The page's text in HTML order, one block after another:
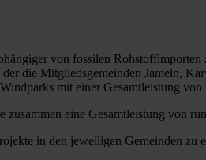
von fossilen
die Mitgliedsgemeinden Jameln,
mit einer Gesamtleistung
eine Gesamtleistung von
in den jeweiligen Gemeinden